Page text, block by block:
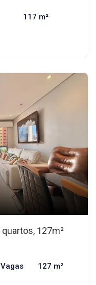
117 m²
127m²
127 m²